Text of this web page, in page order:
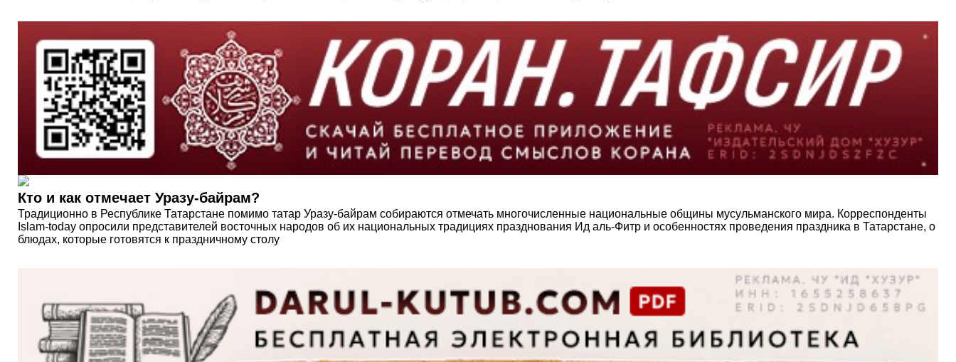
Кто и как отмечает Уразу-байрам?
Традиционно в Республике Татарстане помимо татар Уразу-байрам собираются отмечать многочисленные национальные общины мусульманского мира. Корреспонденты
Islam-today опросили представителей восточных народов об их национальных традициях празднования Ид аль-Фитр и особенностях проведения праздника в Татарстане, о
блюдах, которые готовятся к праздничному столу